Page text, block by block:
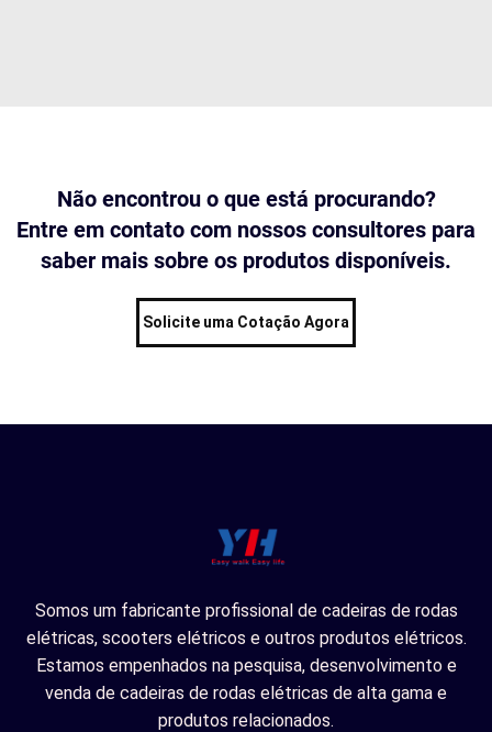
Não encontrou o que está procurando?
Entre em contato com nossos consultores para
saber mais sobre os produtos disponíveis.
Solicite uma Cotação Agora
Somos um fabricante profissional de cadeiras de rodas
elétricas, scooters elétricos e outros produtos elétricos.
Estamos empenhados na pesquisa, desenvolvimento e
venda de cadeiras de rodas elétricas de alta gama e
produtos relacionados.